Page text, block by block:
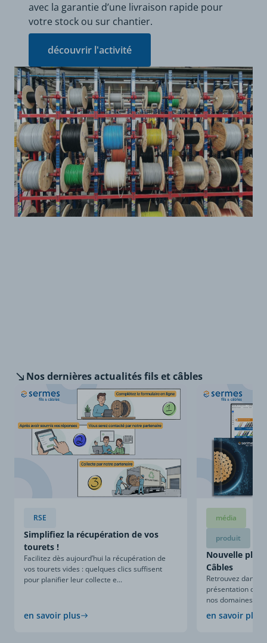
avec la garantie d’une livraison rapide pour
votre stock ou sur chantier.
découvrir l'activité
Nos dernièresactualités fils et câbles
RSE
Simplifiez la récupération de vos
tourets !
Facilitez dès aujourd’hui la récupération de
vos tourets vides : quelques clics suffisent
pour planifier leur collecte e...
en savoir plus
média
produit
Nouvelle
Câbles
Retrouvez dans
présentation
nos domaines
en savoir plus